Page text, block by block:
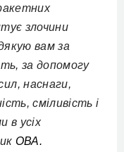
злочини
вам за
за допомогу
наснаги,
сміливість і
в усіх
ОВА.